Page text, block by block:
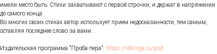
имели место быть. Стихи захватывают с первой строчки, и держат в напряжении
до самого конца.
Во многих своих стихах автор использует прием недосказанности, тем самым,
оставляя последнее слово за вами…
Издательская программа "Проба пера": https://idkniga.ru/pod